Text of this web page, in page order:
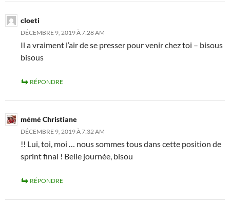
cloeti
DÉCEMBRE 9, 2019 À 7:28 AM
Il a vraiment l’air de se presser pour venir chez toi – bisous
bisous
RÉPONDRE
mémé Christiane
DÉCEMBRE 9, 2019 À 7:32 AM
!! Lui, toi, moi … nous sommes tous dans cette position de
sprint final ! Belle journée, bisou
RÉPONDRE